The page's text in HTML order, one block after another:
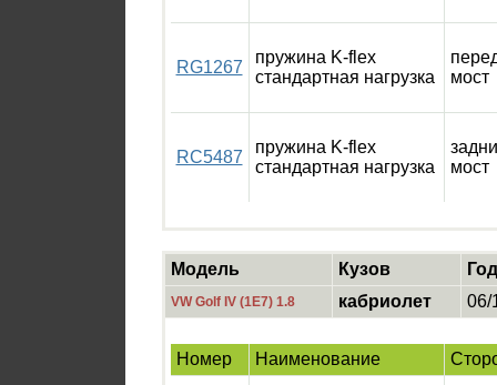
RG1267
пружина K-flex
стандартная нагрузка
мост
RC5487
пружина K-flex
стандартная нагрузка
мост
Модель Кузов
VW Golf IV (1E7) 1.8 кабриолет 06/
Номер Наименование